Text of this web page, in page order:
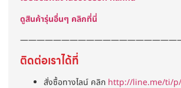
ดูสินค้ารุ่นอื่นๆ คลิกที่นี่
ติดต่อเราได้ที่
สั่งซื้อทางไลน์ คลิก http://line.me/ti/p/